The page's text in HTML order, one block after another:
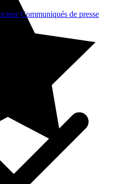
Communiqués de presse